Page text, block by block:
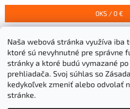
Naša webová stránka využíva iba
ktoré sú nevyhnutné pre správne
stránky a ktoré budú vymazané
prehliadača. Svoj súhlas so
kedykoľvek zmeniť alebo odvolať
stránke.
0KS / 0 €
Prijímame online platby